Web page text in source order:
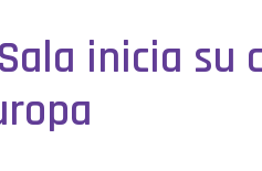
inicia su